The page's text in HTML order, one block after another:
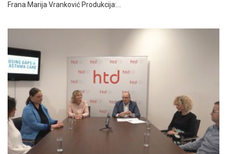
Frana Marija Vranković Produkcija:…